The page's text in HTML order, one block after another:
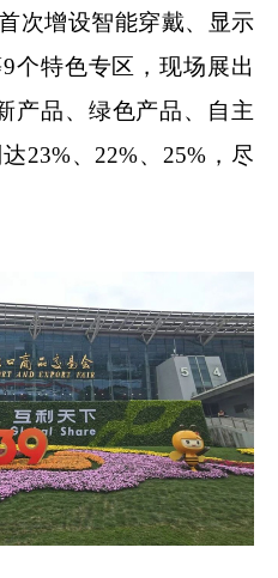
次增设智能穿戴、显示
个特色专区，现场展出
产品、绿色产品、自主
23%、22%、25%，尽